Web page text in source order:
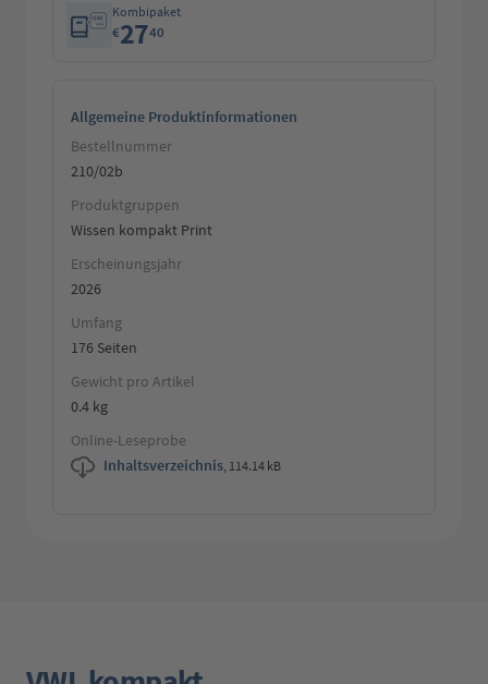
Kombipaket
€2740
Allgemeine Produktinformationen
Bestellnummer
210/02b
Produktgruppen
Wissen kompakt Print
Erscheinungsjahr
2026
Umfang
176 Seiten
Gewicht pro Artikel
0.4 kg
Online-Leseprobe
Inhaltsverzeichnis, 114.14 kB